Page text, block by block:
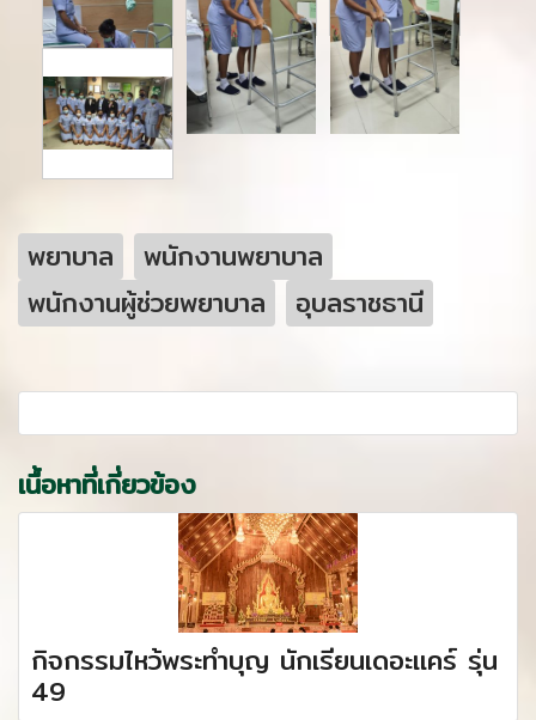
พยาบาล
พนักงานพยาบาล
พนักงานผู้ช่วยพยาบาล
อุบลราชธานี
เนื้อหาที่เกี่ยวข้อง
กิจกรรมไหว้พระทำบุญ นักเรียนเดอะเเคร์ รุ่น
49